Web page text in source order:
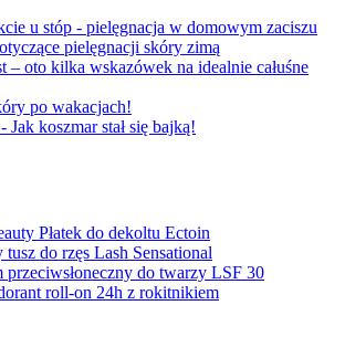
u stóp - pielęgnacja w domowym zaciszu
pielęgnacji skóry zimą
– oto kilka wskazówek na idealnie całuśne
po wakacjach!
Jak koszmar stał się bajką!
Płatek do dekoltu Ectoin
do rzęs Lash Sensational
do twarzy LSF 30
roll-on 24h z rokitnikiem